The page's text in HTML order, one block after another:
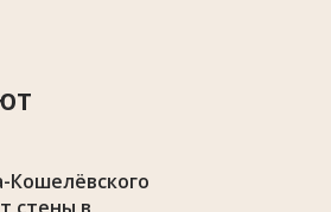
Кошелёвского
стены в